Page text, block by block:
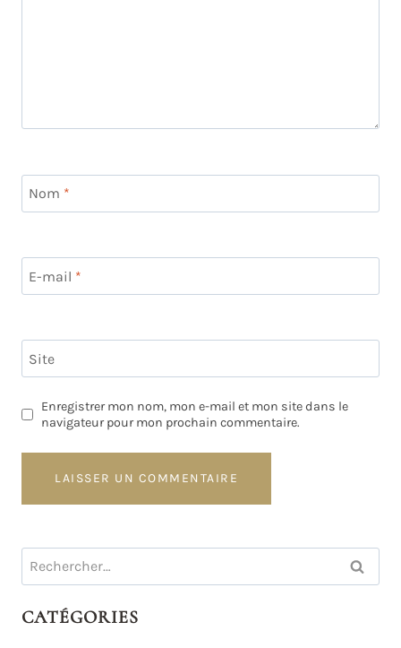
Nom *
E-mail *
Site
Enregistrer mon nom, mon e-mail et mon site dans le
navigateur pour mon prochain commentaire.
Rechercher :
CATÉGORIES